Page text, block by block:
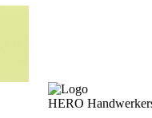
HERO